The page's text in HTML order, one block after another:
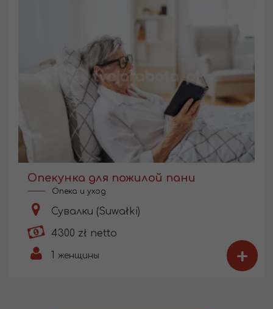
Опекунка для пожилой пани
Опека и уход
Сувалки (Suwałki)
4300 zł netto
женщины +